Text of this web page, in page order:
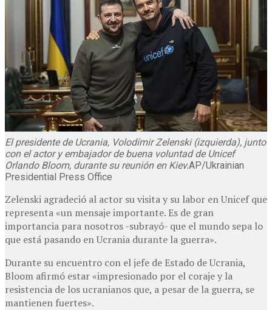
El presidente de Ucrania, Volodímir Zelenski (izquierda), junto
con el actor y embajador de buena voluntad de Unicef
Orlando Bloom, durante su reunión en Kiev.AP/Ukrainian
Presidential Press Office
Zelenski agradeció al actor su visita y su labor en Unicef que
representa «un mensaje importante. Es de gran
importancia para nosotros -subrayó- que el mundo sepa lo
que está pasando en Ucrania durante la guerra».
Durante su encuentro con el jefe de Estado de Ucrania,
Bloom afirmó estar «impresionado por el coraje y la
resistencia de los ucranianos que, a pesar de la guerra, se
mantienen fuertes».